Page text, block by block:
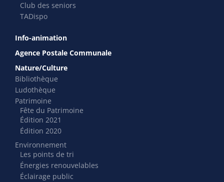
Club des seniors
TADispo
Info-animation
Agence Postale Communale
Nature/Culture
Bibliothèque
Ludothèque
Patrimoine
Fête du Patrimoine
Édition 2021
Édition 2020
Environnement
Les points de tri
Énergies renouvelables
Éclairage public